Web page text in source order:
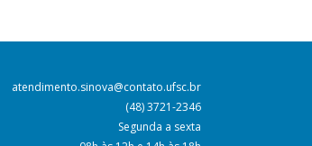
atendimento.sinova@contato.ufsc.br
(48) 3721-2346
Segunda a sexta